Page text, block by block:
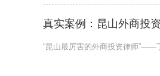
真实案例：昆山外商投
“昆山最厉害的外商投资律师”——